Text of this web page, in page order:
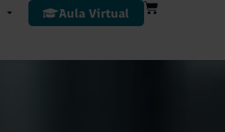
Aula Virtual